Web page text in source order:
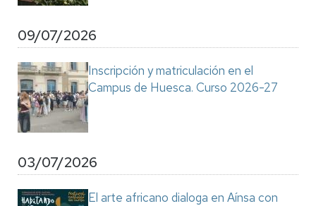
09/07/2026
Inscripción y matriculación en el
Campus de Huesca. Curso 2026-27
03/07/2026
El arte africano dialoga en Aínsa con